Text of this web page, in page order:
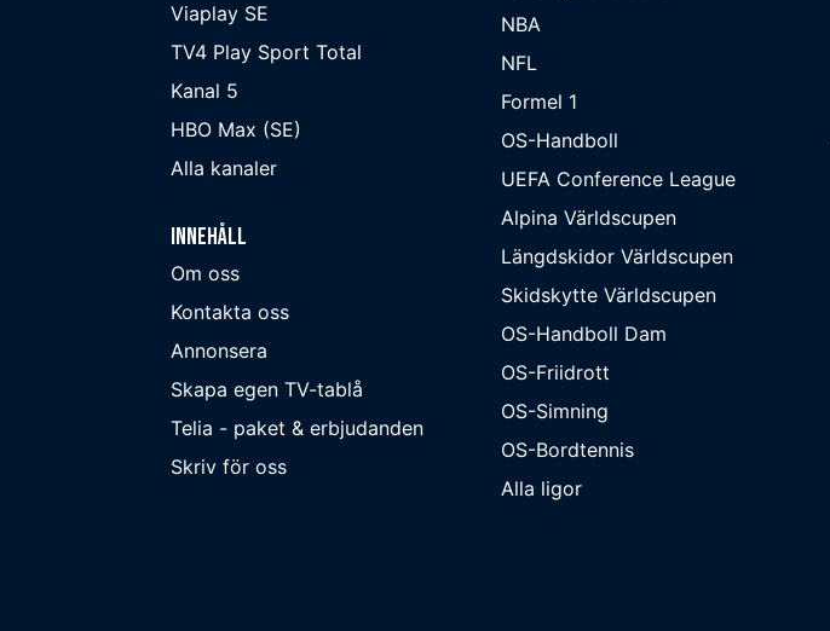
Viaplay SE
TV4 Play Sport Total
Kanal 5
HBO Max (SE)
Alla kanaler
Innehåll
Om oss
Kontakta oss
Annonsera
Skapa egen TV-tablå
Telia - paket & erbjudanden
Skriv för oss
NBA
NFL
Formel 1
OS-Handboll
UEFA Conference League
Alpina Världscupen
Längdskidor Världscupen
Skidskytte Världscupen
OS-Handboll Dam
OS-Friidrott
OS-Simning
OS-Bordtennis
Alla ligor